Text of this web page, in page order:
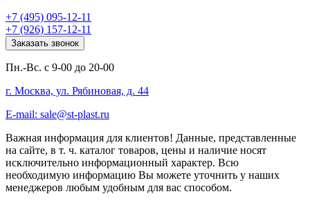
+7 (495) 095-12-11
+7 (926) 157-12-11
Заказать звонок
Пн.-Вс. с 9-00 до 20-00
г. Москва, ул. Рябиновая, д. 44
E-mail: sale@st-plast.ru
Важная информация для клиентов! Данные, представленные
на сайте, в т. ч. каталог товаров, цены и наличие носят
исключительно информационный характер. Всю
необходимую информацию Вы можете уточнить у наших
менеджеров любым удобным для вас способом.